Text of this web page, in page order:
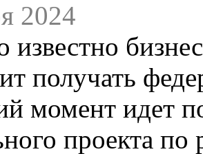
2024
известно
получать
момент идет
проекта по